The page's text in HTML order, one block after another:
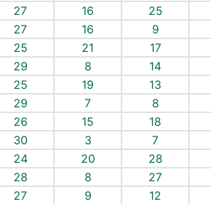
27 16 25
27 16 9
25 21 17
29 8 14
25 19 13
29 7 8
26 15 18
30 3 7
24 20 28
28 8 27
27 9 12